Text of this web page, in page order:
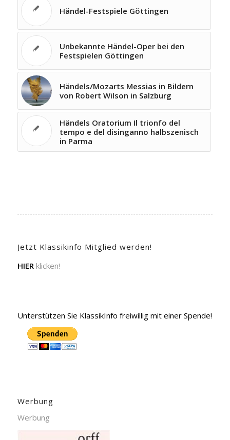
Händel-Festspiele Göttingen
Unbekannte Händel-Oper bei den
Festspielen Göttingen
Händels/Mozarts Messias in Bildern
von Robert Wilson in Salzburg
Händels Oratorium Il trionfo del
tempo e del disinganno halbszenisch
in Parma
Jetzt Klassikinfo Mitglied werden!
HIER klicken!
Unterstützen Sie KlassikInfo freiwillig mit einer Spende!
Werbung
Werbung